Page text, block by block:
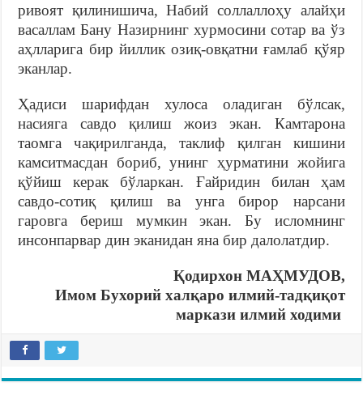
ривоят қилинишича, Набий соллаллоҳу алайҳи
васаллам Бану Назирнинг хурмосини сотар ва ўз
аҳлларига бир йиллик озиқ-овқатни ғамлаб қўяр
эканлар.
Ҳадиси шарифдан хулоса оладиган бўлсак,
насияга савдо қилиш жоиз экан. Камтарона
таомга чақирилганда, таклиф қилган кишини
камситмасдан бориб, унинг ҳурматини жойига
қўйиш керак бўларкан. Ғайридин билан ҳам
савдо-сотиқ қилиш ва унга бирор нарсани
гаровга бериш мумкин экан. Бу исломнинг
инсонпарвар дин эканидан яна бир далолатдир.
Қодирхон МАҲМУДОВ,
Имом Бухорий халқаро илмий-тадқиқот
маркази илмий ходими